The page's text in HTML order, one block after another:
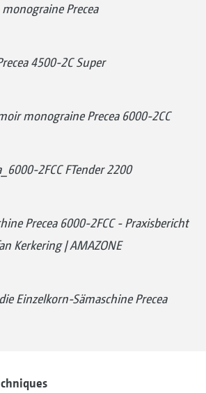
monograine Precea
4500-2C Super
monograine Precea 6000-2CC
2FCC FTender 2200
Precea 6000-2FCC - Praxisbericht
Kerkering | AMAZONE
Einzelkorn-Sämaschine Precea